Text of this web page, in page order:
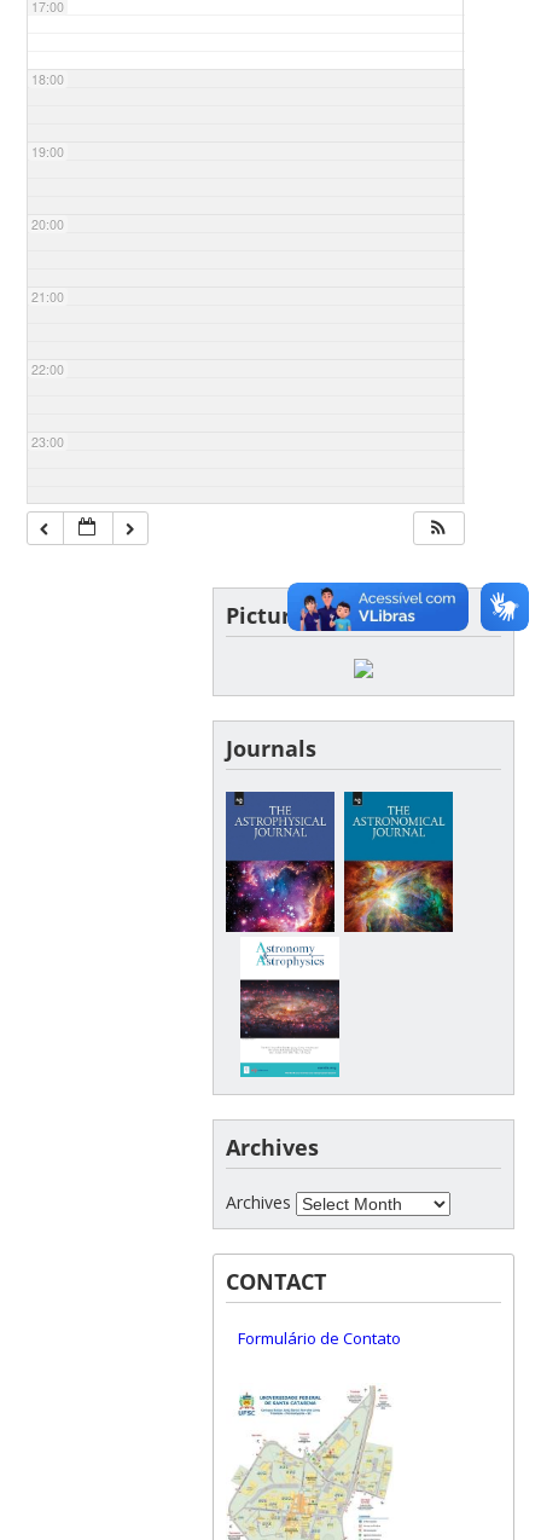
17:00
18:00
19:00
20:00
21:00
22:00
23:00
Picture of the day
Journals
Archives
Archives
CONTACT
Formulário de Contato